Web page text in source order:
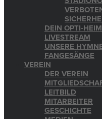
DEIN OPTI-
LIVESTREAM
UNSERE
FANGESÄNGE
VEREIN
DER VEREIN
LEITBILD
MITARBEITER
GESCHICHTE